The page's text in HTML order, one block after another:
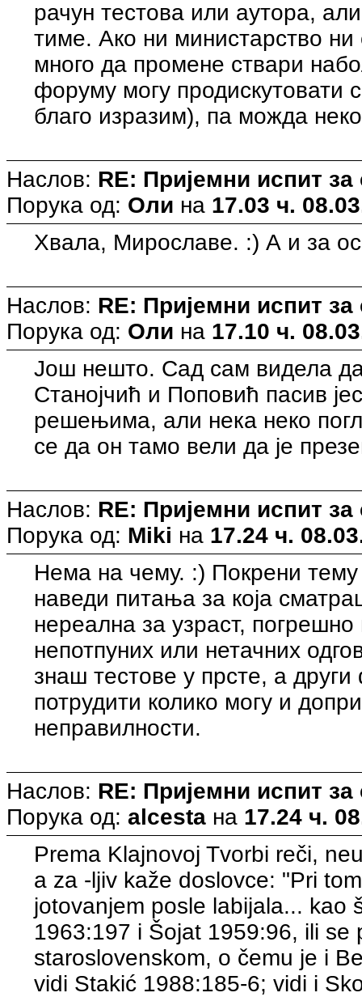
рачун тестова или аутора,
тиме. Ако ни министарство ни
много да промене ствари
форуму могу продискутовати
благо изразим), па можда
Наслов: RE: Пријемни испит
Порука од: Оли на 17.03 ч.
Хвала, Мирославе. :) А и за
Наслов: RE: Пријемни испит
Порука од: Оли на 17.10 ч.
Још нешто. Сад сам видела
Станојчић и Поповић пасив
решењима, али нека неко
се да он тамо вели да је
Наслов: RE: Пријемни испит
Порука од: Miki на 17.24 ч.
Нема на чему. :) Покрени тему
наведи питања за која
нереална за узраст,
непотпуних или нетачних
знаш тестове у прсте, а
потрудити колико могу и
неправилности.
Наслов: RE: Пријемни испит
Порука од: alcesta на 17.24 ч.
Prema Klajnovoj Tvorbi reči,
a za -ljiv kaže doslovce: "Pri
jotovanjem posle labijala... kao
1963:197 i Šojat 1959:96, ili se
staroslovenskom, o čemu je i
vidi Stakić 1988:185-6; vidi i